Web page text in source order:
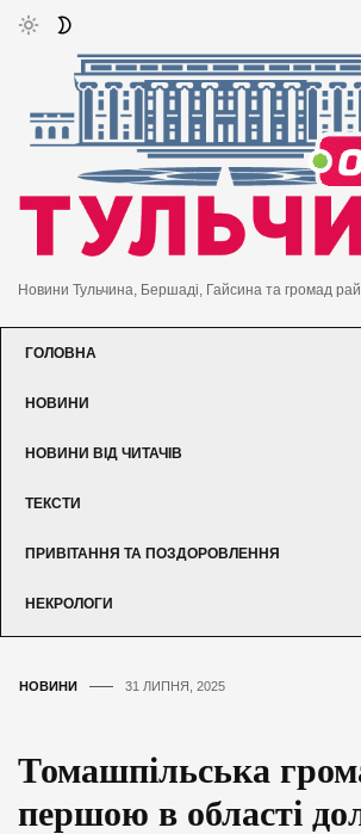
Новини Тульчина, Бершаді, Гайсина та громад
ГОЛОВНА
НОВИНИ
НОВИНИ ВІД ЧИТАЧІВ
ТЕКСТИ
ПРИВІТАННЯ ТА ПОЗДОРОВЛЕННЯ
НЕКРОЛОГИ
НОВИНИ 31 ЛИПНЯ, 2025
Томашпільська
першою в області